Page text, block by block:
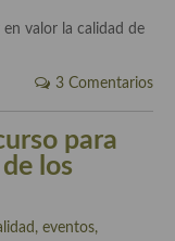
3 Comentarios
para
los
eventos,